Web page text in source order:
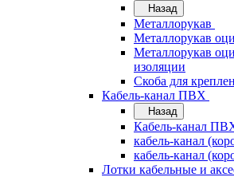
Назад
Металлорукав
Металлорукав
Металлорукав
изоляции
Скоба для
Кабель-канал ПВХ
Назад
Кабель-канал
кабель-канал
кабель-канал
Лотки кабельные и